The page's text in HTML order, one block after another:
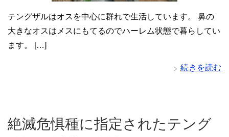
テングザルはオスを中心に群れで生活しています。 鼻の
大きなオスはメスにもてるのでハーレム状態で暮らしてい
ます。 […]
続きを読む
絶滅危惧種に指定されたテング